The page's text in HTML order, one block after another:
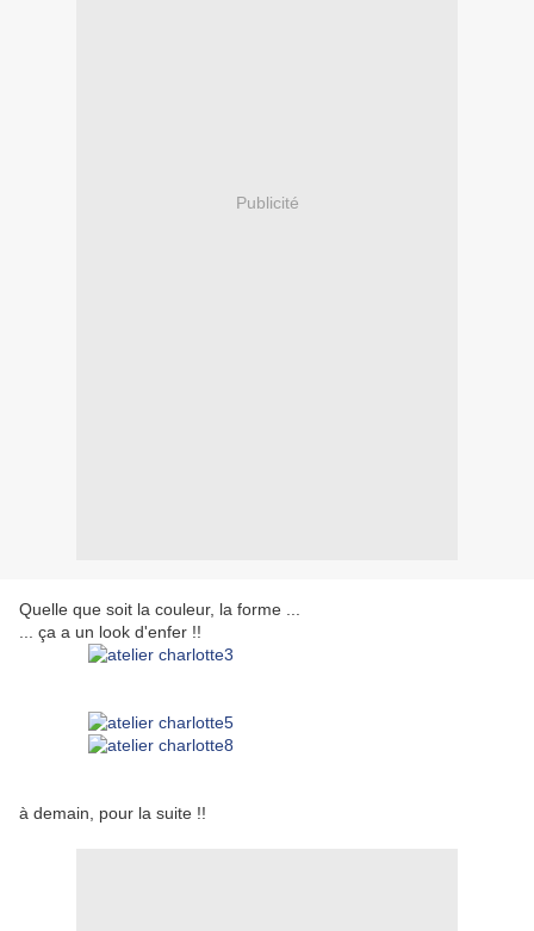
Publicité
Quelle que soit la couleur, la forme ...
... ça a un look d'enfer !!
à demain, pour la suite !!